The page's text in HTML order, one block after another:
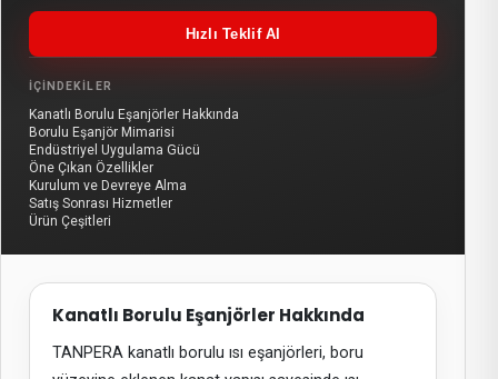
Hızlı Teklif Al
İÇINDEKILER
Kanatlı Borulu Eşanjörler Hakkında
Borulu Eşanjör Mimarisi
Endüstriyel Uygulama Gücü
Öne Çıkan Özellikler
Kurulum ve Devreye Alma
Satış Sonrası Hizmetler
Ürün Çeşitleri
Kanatlı Borulu Eşanjörler Hakkında
TANPERA kanatlı borulu ısı eşanjörleri, boru